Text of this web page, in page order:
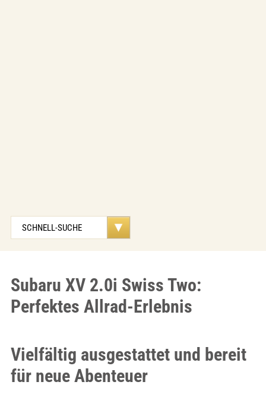
Subaru XV 2.0i Swiss Two:
Perfektes Allrad-Erlebnis
Vielfältig ausgestattet und bereit
für neue Abenteuer